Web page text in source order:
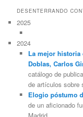
DESENTERRANDO
2025
2024
La mejor historia
Doblas, Carlos
catálogo de
de artículos sobre
Elogio póstumo
de un aficionado
Madrid.